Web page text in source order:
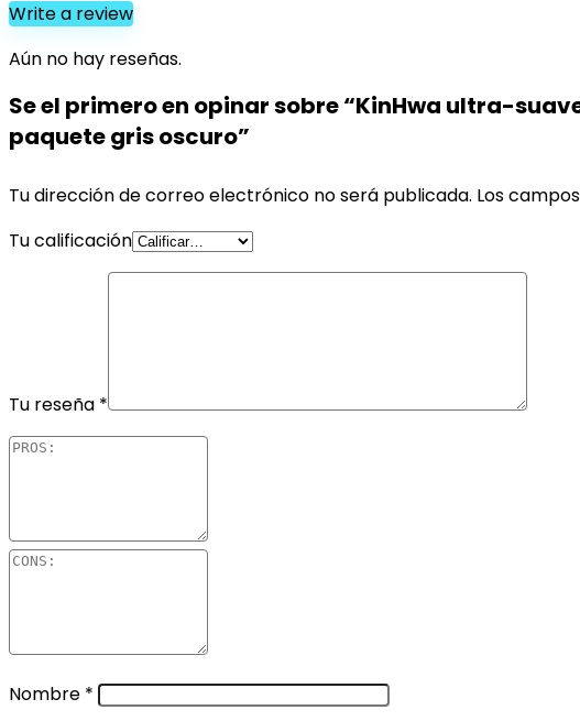
Write a review
Aún no hay reseñas.
Se el primero en opinar sobre “KinHwa ultra-
paquete gris oscuro”
Tu dirección de correo electrónico no será publicada. Los
Tu calificación
Tu reseña *
Nombre *